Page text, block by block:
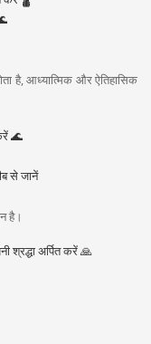
है, आध्यात्मिक और ऐतिहासिक
🌊
से जानें
है।
श्रद्धा अर्पित करें 🙏